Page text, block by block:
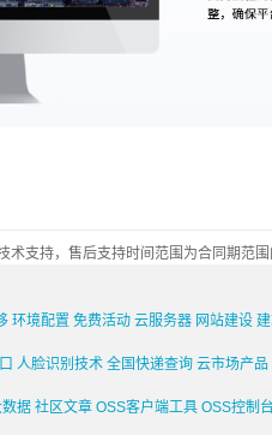
术支持，售后支持时间范围为合同期范
环境配置 免费活动 云服务器 网站建设
人脸识别技术 全国快递查询 云市场产品
据 社区文章 OSS客户端工具 OSS控制